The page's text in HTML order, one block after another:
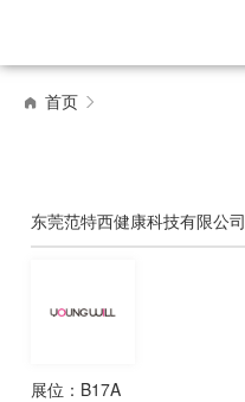
首页
东莞范特西健康科技有限公司
展位：B17A